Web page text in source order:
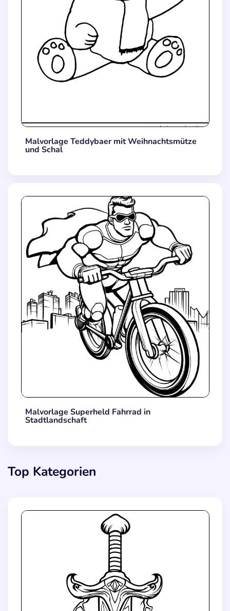
Malvorlage Teddybaer mit Weihnachtsmütze
und Schal
Malvorlage Superheld Fahrrad in
Stadtlandschaft
Top Kategorien